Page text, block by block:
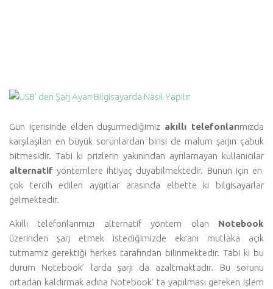
Gün içerisinde elden düşürmediğimiz akıllı telefonlarımızda
karşılaşılan en büyük sorunlardan birisi de malum şarjın çabuk
bitmesidir. Tabi ki prizlerin yakınından ayrılamayan kullanıcılar
alternatif yöntemlere ihtiyaç duyabilmektedir. Bunun için en
çok tercih edilen aygıtlar arasında elbette ki bilgisayarlar
gelmektedir.
Akıllı telefonlarımızı alternatif yöntem olan Notebook
üzerinden şarj etmek istediğimizde ekranı mutlaka açık
tutmamız gerektiği herkes tarafından bilinmektedir. Tabi ki bu
durum Notebook’ larda şarjı da azaltmaktadır. Bu sorunu
ortadan kaldırmak adına Notebook’ ta yapılması gereken işlem